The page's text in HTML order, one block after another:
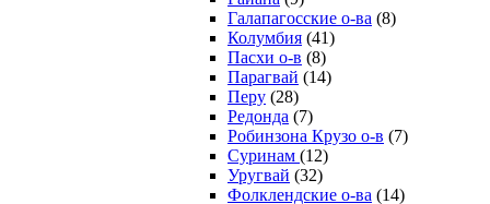
Галапагосские о-ва (8)
Колумбия (41)
Пасхи о-в (8)
Парагвай (14)
Перу (28)
Редонда (7)
Робинзона Крузо о-в (7)
Суринам (12)
Уругвай (32)
Фолклендские о-ва (14)